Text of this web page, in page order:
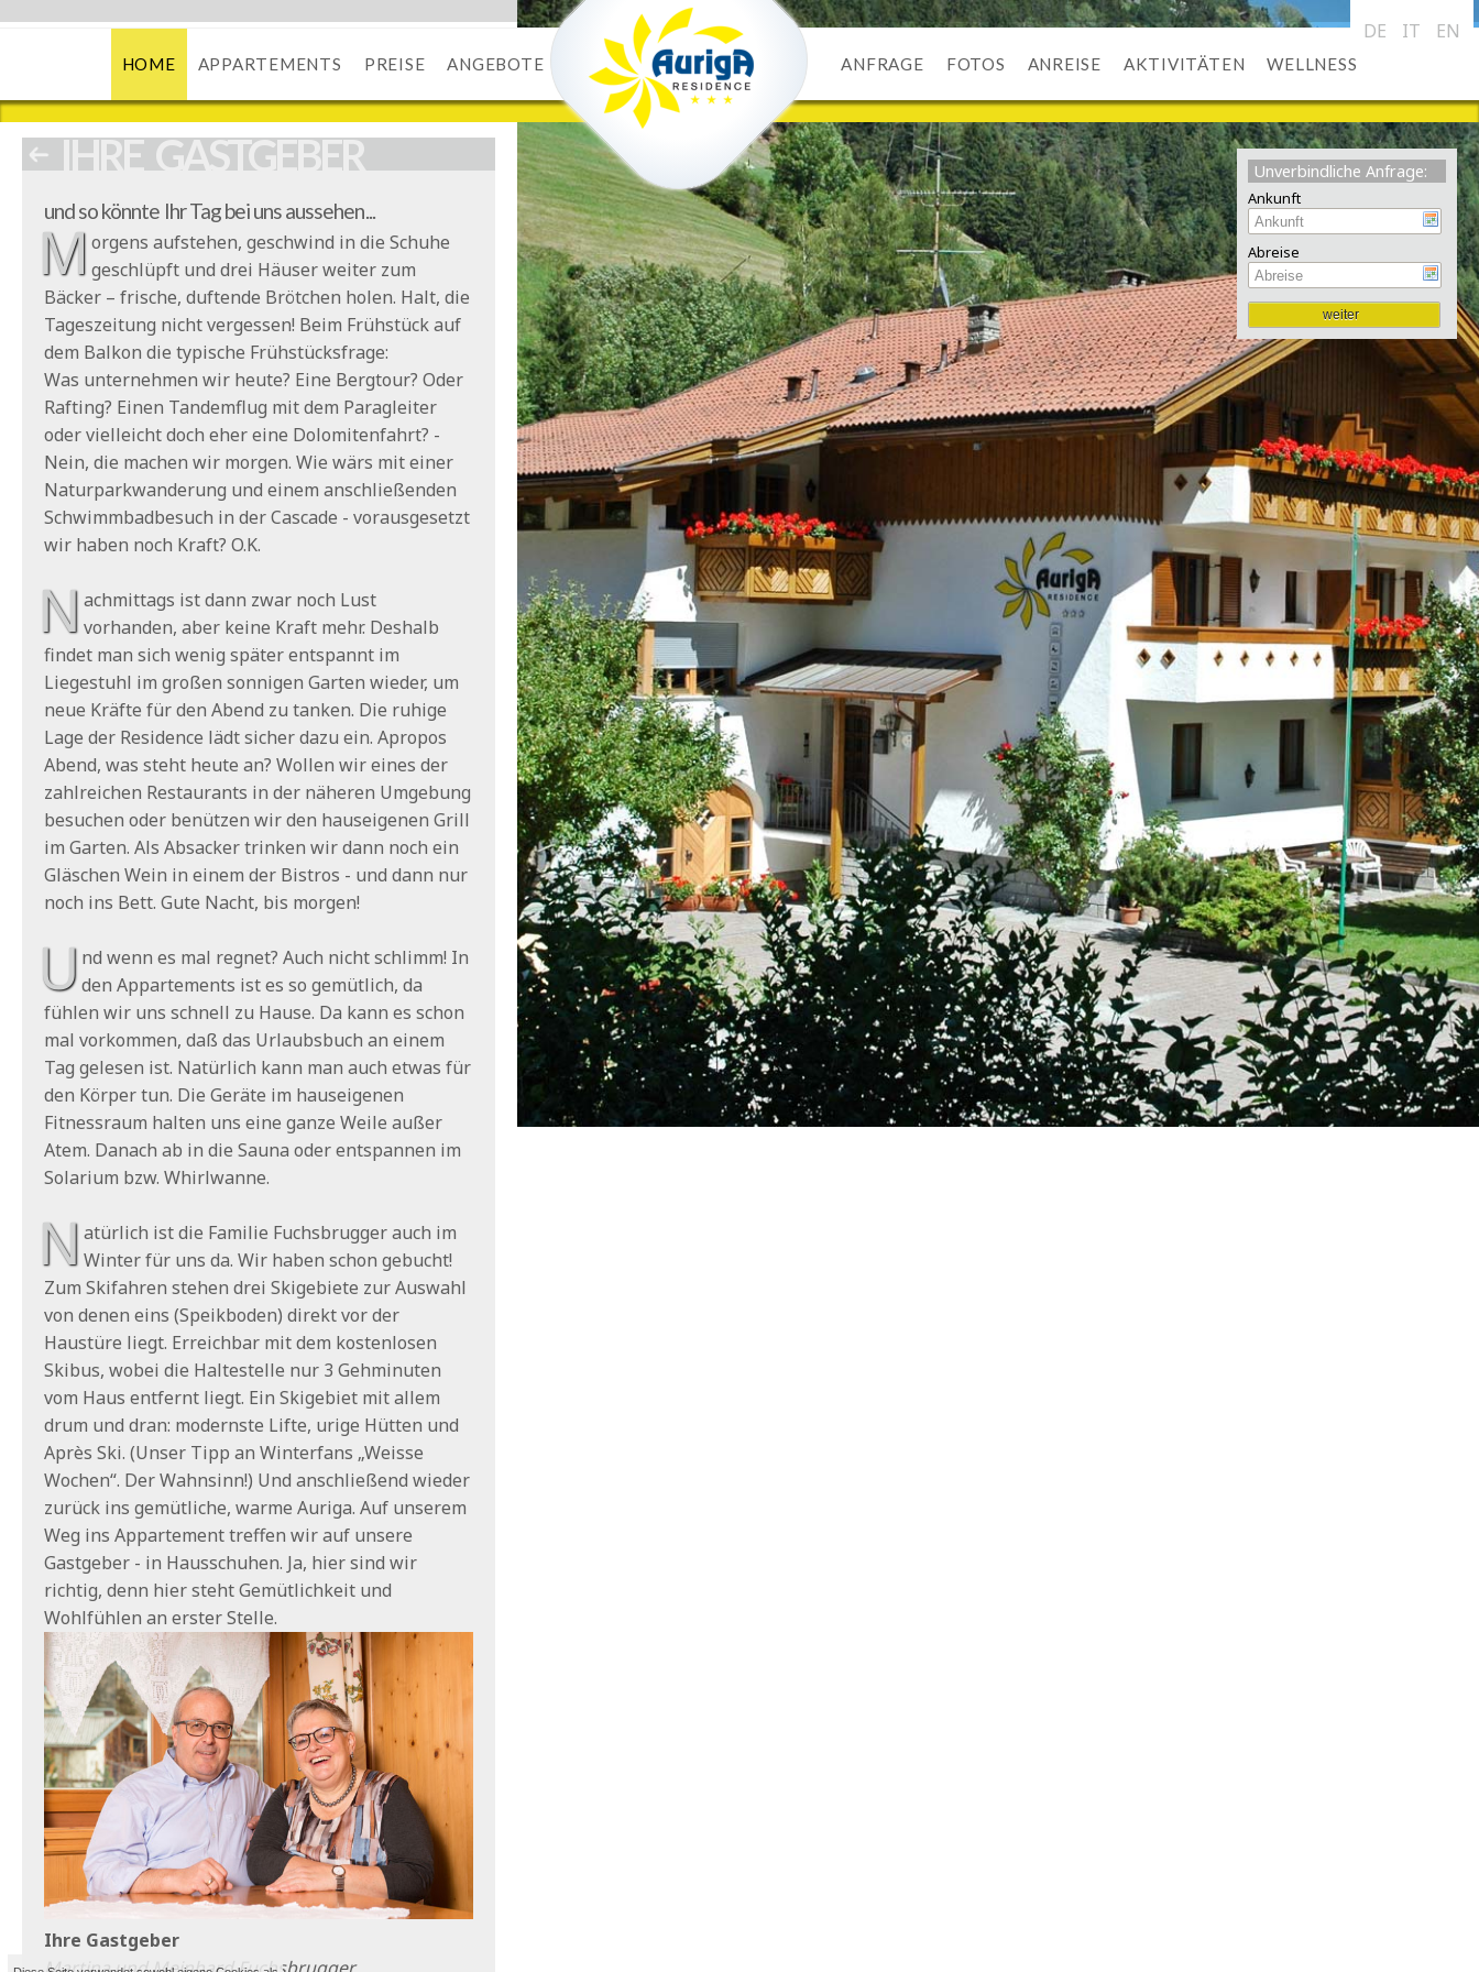
HOME APPARTEMENTS PREISE ANGEBOTE ANFRAGE FOTOS ANREISE AKTIVITÄTEN WELLNESS
DE IT EN
IHRE GASTGEBER
und so könnte Ihr Tag bei uns aussehen...
M orgens aufstehen, geschwind in die Schuhe
geschlüpft und drei Häuser weiter zum
Bäcker – frische, duftende Brötchen holen. Halt, die
Tageszeitung nicht vergessen! Beim Frühstück auf
dem Balkon die typische Frühstücksfrage:
Was unternehmen wir heute? Eine Bergtour? Oder
Rafting? Einen Tandemflug mit dem Paragleiter
oder vielleicht doch eher eine Dolomitenfahrt? -
Nein, die machen wir morgen. Wie wärs mit einer
Naturparkwanderung und einem anschließenden
Schwimmbadbesuch in der Cascade - vorausgesetzt
wir haben noch Kraft? O.K.
N achmittags ist dann zwar noch Lust
vorhanden, aber keine Kraft mehr. Deshalb
findet man sich wenig später entspannt im
Liegestuhl im großen sonnigen Garten wieder, um
neue Kräfte für den Abend zu tanken. Die ruhige
Lage der Residence lädt sicher dazu ein. Apropos
Abend, was steht heute an? Wollen wir eines der
zahlreichen Restaurants in der näheren Umgebung
besuchen oder benützen wir den hauseigenen Grill
im Garten. Als Absacker trinken wir dann noch ein
Gläschen Wein in einem der Bistros - und dann nur
noch ins Bett. Gute Nacht, bis morgen!
U nd wenn es mal regnet? Auch nicht schlimm! In
den Appartements ist es so gemütlich, da
fühlen wir uns schnell zu Hause. Da kann es schon
mal vorkommen, daß das Urlaubsbuch an einem
Tag gelesen ist. Natürlich kann man auch etwas für
den Körper tun. Die Geräte im hauseigenen
Fitnessraum halten uns eine ganze Weile außer
Atem. Danach ab in die Sauna oder entspannen im
Solarium bzw. Whirlwanne.
N atürlich ist die Familie Fuchsbrugger auch im
Winter für uns da. Wir haben schon gebucht!
Zum Skifahren stehen drei Skigebiete zur Auswahl
von denen eins (Speikboden) direkt vor der
Haustüre liegt. Erreichbar mit dem kostenlosen
Skibus, wobei die Haltestelle nur 3 Gehminuten
vom Haus entfernt liegt. Ein Skigebiet mit allem
drum und dran: modernste Lifte, urige Hütten und
Après Ski. (Unser Tipp an Winterfans „Weisse
Wochen“. Der Wahnsinn!) Und anschließend wieder
zurück ins gemütliche, warme Auriga. Auf unserem
Weg ins Appartement treffen wir auf unsere
Gastgeber - in Hausschuhen. Ja, hier sind wir
richtig, denn hier steht Gemütlichkeit und
Wohlfühlen an erster Stelle.
Ihre Gastgeber
Unverbindliche Anfrage:
Ankunft
Abreise